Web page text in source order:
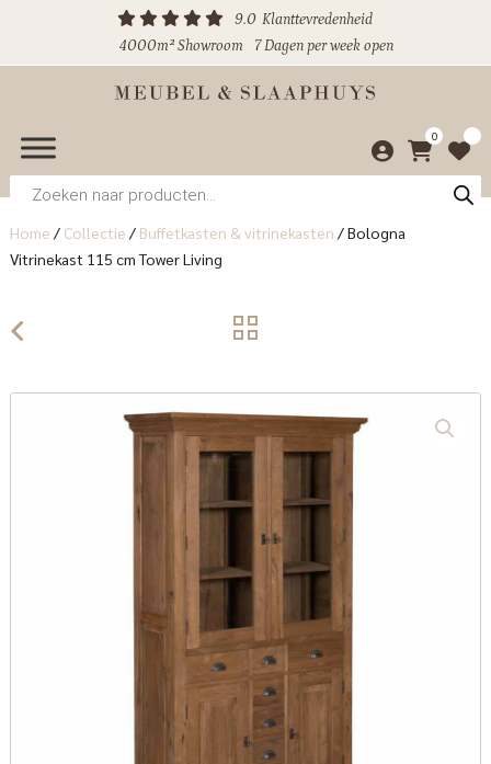
9.0 Klanttevredenheid
4000m² Showroom
7 Dagen per week open
0
Producten
zoeken
Home / Collectie / Buffetkasten & vitrinekasten /Bologna
Vitrinekast 115 cm Tower Living